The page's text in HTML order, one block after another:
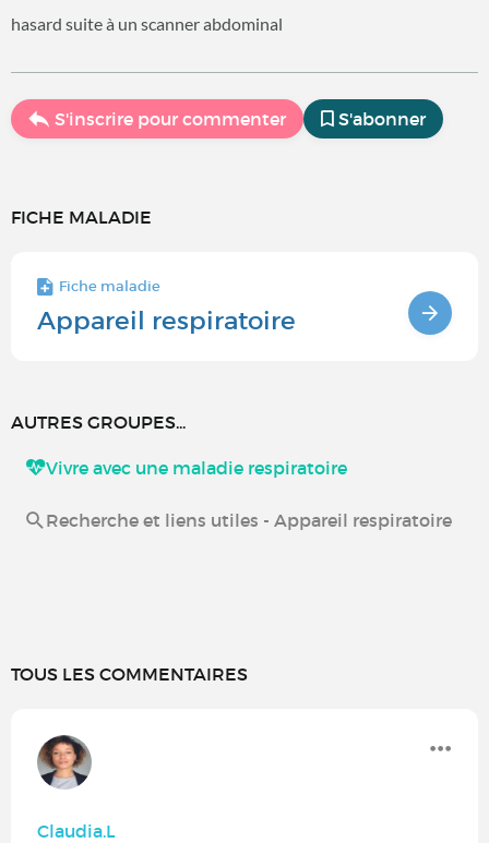
hasard suite à un scanner abdominal
S'inscrire pour commenter S'abonner
FICHE MALADIE
Fiche maladie
Appareil respiratoire
AUTRES GROUPES...
Vivre avec une maladie respiratoire
Recherche et liens utiles - Appareil respiratoire
TOUS LES COMMENTAIRES
Claudia.L